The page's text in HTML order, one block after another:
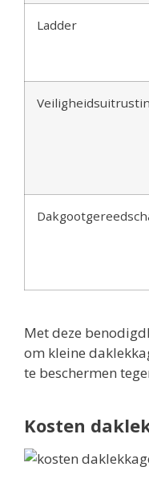
Ladder
Met deze
om kleine
te beschermen
Kosten